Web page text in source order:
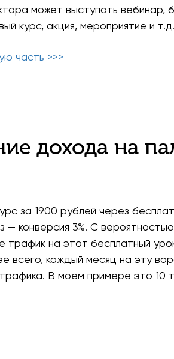
может выступать
курс, акция, мероприятие и т.д.
часть >>>
дохода на
за 1900 рублей через
конверсия 3%. С
трафик на этот бесплатный
всего, каждый месяц на эту
В моем примере это 10